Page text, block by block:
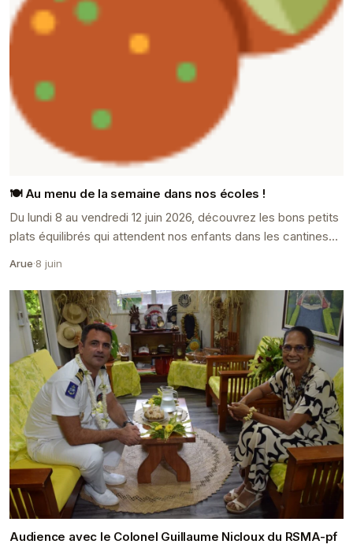
🍽️ Au menu de la semaine dans nos écoles !
Du lundi 8 au vendredi 12 juin 2026, découvrez les bons petits
plats équilibrés qui attendent nos enfants dans les cantines
Arue·8 juin
Audience avec le Colonel Guillaume Nicloux du RSMA-pf